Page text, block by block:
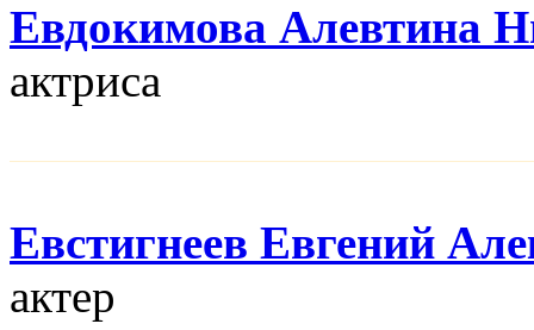
Евдокимова Алевтина
актриса
Евстигнеев Евгений
актер